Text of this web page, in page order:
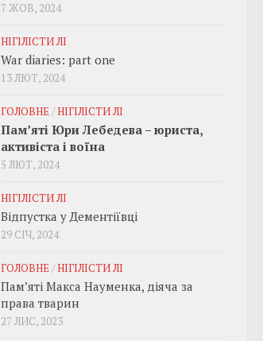
7 ЖОВ, 2024
НІГІЛІСТИ ЛІ
War diaries: part one
13 ЛЮТ, 2024
ГОЛОВНЕ/НІГІЛІСТИ ЛІ
Пам’яті Юри Лебедева – юриста,
активіста і воїна
5 ЛЮТ, 2024
НІГІЛІСТИ ЛІ
Відпустка у Дементіївці
29 СІЧ, 2024
ГОЛОВНЕ/НІГІЛІСТИ ЛІ
Пам’яті Макса Науменка, діяча за
права тварин
27 ЛИС, 2023